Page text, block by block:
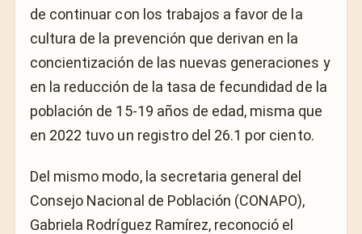
de continuar con los trabajos a favor de la
cultura de la prevención que derivan en la
concientización de las nuevas generaciones y
en la reducción de la tasa de fecundidad de la
población de 15-19 años de edad, misma que
en 2022 tuvo un registro del 26.1 por ciento.
Del mismo modo, la secretaria general del
Consejo Nacional de Población (CONAPO),
Gabriela Rodríguez Ramírez, reconoció el